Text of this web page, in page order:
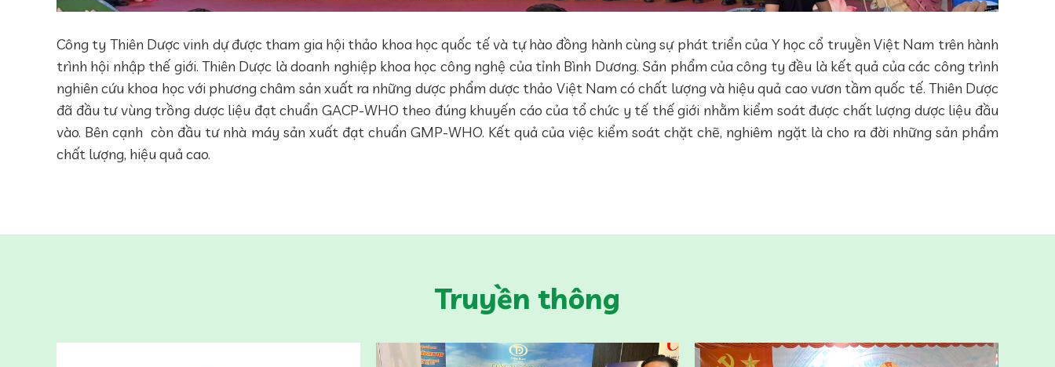
Công ty Thiên Dược vinh dự được tham gia hội thảo khoa học quốc tế và tự hào đồng hành cùng sự phát triển của Y học cổ truyền Việt Nam trên hành
trình hội nhập thế giới. Thiên Dược là doanh nghiệp khoa học công nghệ của tỉnh Bình Dương. Sản phẩm của công ty đều là kết quả của các công trình
nghiên cứu khoa học với phương châm sản xuất ra những dược phẩm dược thảo Việt Nam có chất lượng và hiệu quả cao vươn tầm quốc tế. Thiên Dược
đã đầu tư vùng trồng dược liệu đạt chuẩn GACP-WHO theo đúng khuyến cáo của tổ chức y tế thế giới nhằm kiểm soát được chất lượng dược liệu đầu
vào. Bên cạnh còn đầu tư nhà máy sản xuất đạt chuẩn GMP-WHO. Kết quả của việc kiểm soát chặt chẽ, nghiêm ngặt là cho ra đời những sản phẩm
chất lượng, hiệu quả cao.
Truyền thông